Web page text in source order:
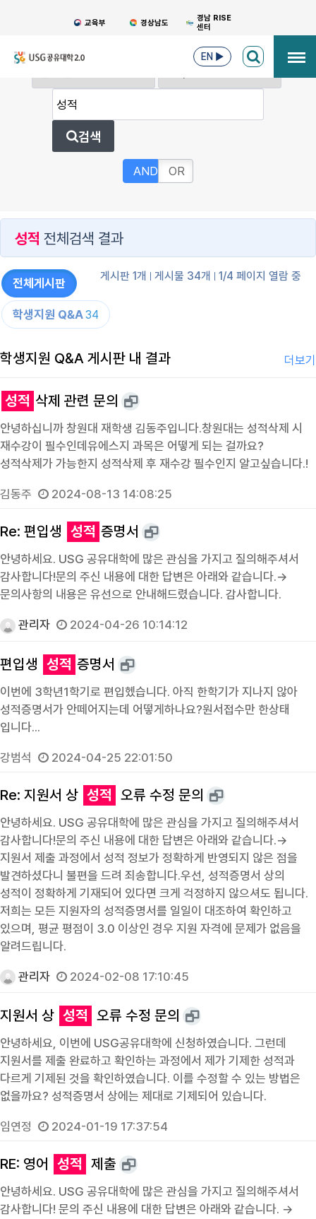
교육부 경상남도
경남 RISE
센터
EN ▶
검색
AND OR
성적 전체검색 결과
게시판 1개 게시물 34개 1/4 페이지 열람 중
전체게시판
학생지원 Q&A34
학생지원 Q&A 게시판 내 결과 더보기
성적 삭제 관련 문의
안녕하십니까 창원대 재학생 김동주입니다.창원대는 성적삭제 시
재수강이 필수인데유에스지 과목은 어떻게 되는 걸까요?
성적삭제가 가능한지 성적삭제 후 재수강 필수인지 알고싶습니다.!
김동주 2024-08-13 14:08:25
Re: 편입생 성적 증명서
안녕하세요. USG 공유대학에 많은 관심을 가지고 질의해주셔서
감사합니다!문의 주신 내용에 대한 답변은 아래와 같습니다.→
문의사항의 내용은 유선으로 안내해드렸습니다. 감사합니다.
관리자 2024-04-26 10:14:12
편입생 성적 증명서
이번에 3학년1학기로 편입헸습니다. 아직 한학기가 지나지 않아
성적증명서가 안떼어지는데 어떻게하나요?원서접수만 한상태
입니다...
강범석 2024-04-25 22:01:50
Re: 지원서 상 성적 오류 수정 문의
안녕하세요. USG 공유대학에 많은 관심을 가지고 질의해주셔서
감사합니다!문의 주신 내용에 대한 답변은 아래와 같습니다.→
지원서 제출 과정에서 성적 정보가 정확하게 반영되지 않은 점을
발견하셨다니 불편을 드려 죄송합니다.우선, 성적증명서 상의
성적이 정확하게 기재되어 있다면 크게 걱정하지 않으셔도 됩니다.
저희는 모든 지원자의 성적증명서를 일일이 대조하여 확인하고
있으며, 평균 평점이 3.0 이상인 경우 지원 자격에 문제가 없음을
알려드립니다.
관리자 2024-02-08 17:10:45
지원서 상 성적 오류 수정 문의
안녕하세요, 이번에 USG공유대학에 신청하였습니다. 그런데
지원서를 제출 완료하고 확인하는 과정에서 제가 기제한 성적과
다르게 기제된 것을 확인하였습니다. 이를 수정할 수 있는 방법은
없을까요? 성적증명서 상에는 제대로 기제되어 있습니다.
임연정 2024-01-19 17:37:54
RE: 영어 성적 제출
안녕하세요. USG 공유대학에 많은 관심을 가지고 질의해주셔서
감사합니다! 문의 주신 내용에 대한 답변은 아래와 같습니다. →